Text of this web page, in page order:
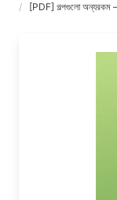
[PDF] গল্পগুলো